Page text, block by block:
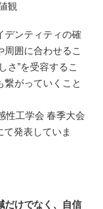
観
デンティティの確
周囲に合わせるこ
さ”を受容するこ
繋がっていくこと
工学会 春季大会
て発表していま
だけでなく、自信